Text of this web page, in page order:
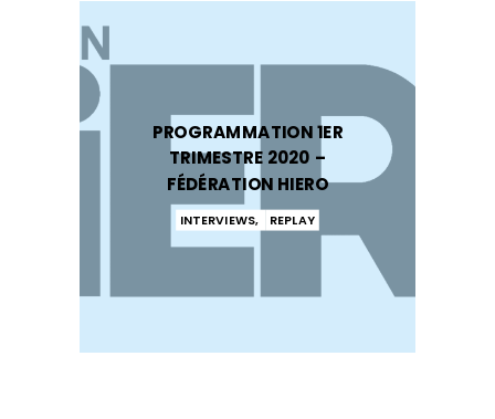
PROGRAMMATION 1ER
TRIMESTRE 2020 –
FÉDÉRATION HIERO
INTERVIEWS, REPLAY